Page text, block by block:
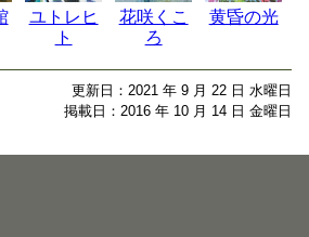
ユトレヒ
ト
花咲くこ
ろ
黄昏の光
更新日：2021 年 9 月 22 日 水曜日
掲載日：2016 年 10 月 14 日 金曜日